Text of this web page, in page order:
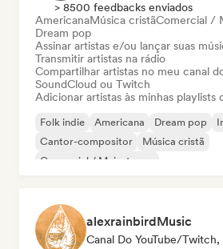
> 8500 feedbacks enviados
AmericanaMúsica cristãComercial /
Dream pop
Assinar artistas e/ou lançar suas
Transmitir artistas na rádio
Compartilhar artistas no meu canal
SoundCloud ou Twitch
Adicionar artistas às minhas playlists
Folk indie Americana Dream pop
Cantor-compositor
Música cristã
Comercial / Mainstream
alexrainbirdMusic
Canal Do YouTube/Twitch,